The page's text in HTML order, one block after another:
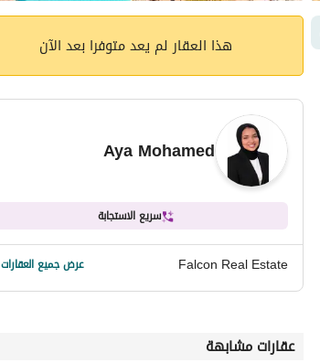
هذا العقار لم يعد متوفرا بعد الآن
Aya Mohamed
سريع الاستجابة
Falcon Real Estate عرض جميع العقارات
عقارات مشابهة